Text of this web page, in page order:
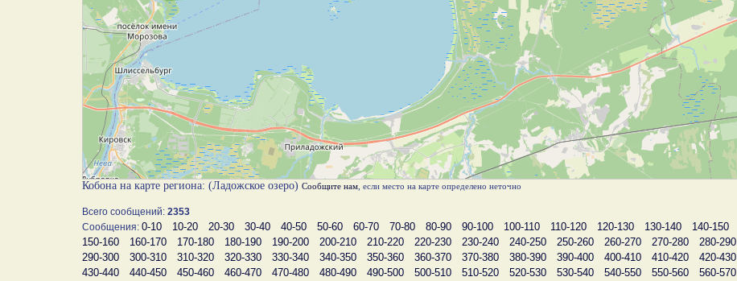
Кобона на карте региона: (Ладожское озеро) Сообщите нам , если место на карте определено неточно
Всего сообщений: 2353
Сообщения: 0-10 10-20 20-30 30-40 40-50 50-60 60-70 70-80 80-90 90-100 100-110 110-120 120-130 130-140
140-150
150-160
160-170 170-180 180-190 190-200 200-210 210-220 220-230 230-240 240-250 250-260 260-270 270-280
280-290
290-300
300-310 310-320 320-330 330-340 340-350 350-360 360-370 370-380 380-390 390-400 400-410 410-420
420-430
430-440
440-450 450-460 460-470 470-480 480-490 490-500 500-510 510-520 520-530 530-540 540-550 550-560
560-570